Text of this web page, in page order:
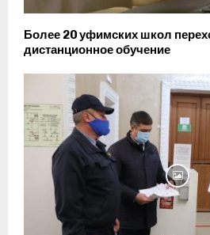
Более 20 уфимских школ
дистанционное обучение